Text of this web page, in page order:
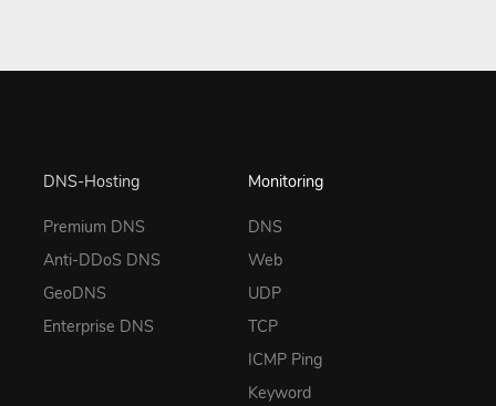
DNS-Hosting
Premium DNS
Anti-DDoS DNS
GeoDNS
Enterprise DNS
Monitoring
DNS
Web
UDP
TCP
ICMP Ping
Keyword